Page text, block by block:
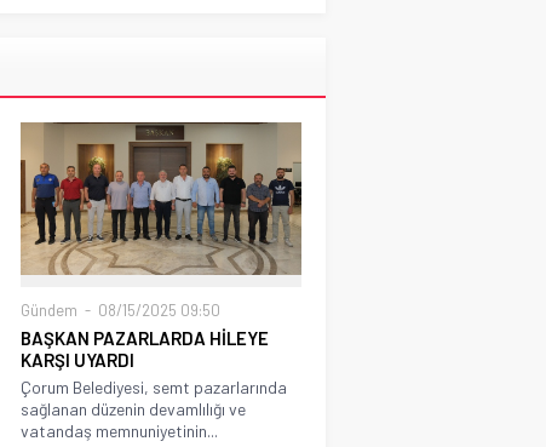
Gündem 08/15/2025 09:50
BAŞKAN PAZARLARDA HİLEYE
KARŞI UYARDI
Çorum Belediyesi, semt pazarlarında
sağlanan düzenin devamlılığı ve
vatandaş memnuniyetinin...